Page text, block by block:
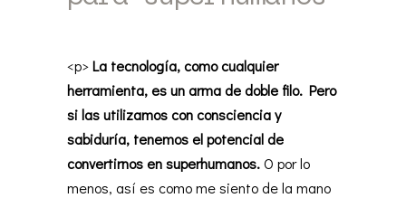
<p>La tecnología, como cualquier
herramienta, es un arma de doble filo. Pero
si las utilizamos con consciencia y
sabiduría, tenemos el potencial de
convertirnos en superhumanos.O por lo
menos, así es como me siento de la mano